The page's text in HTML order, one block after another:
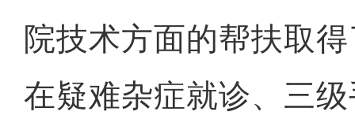
院技术方面的帮扶取
在疑难杂症就诊、三